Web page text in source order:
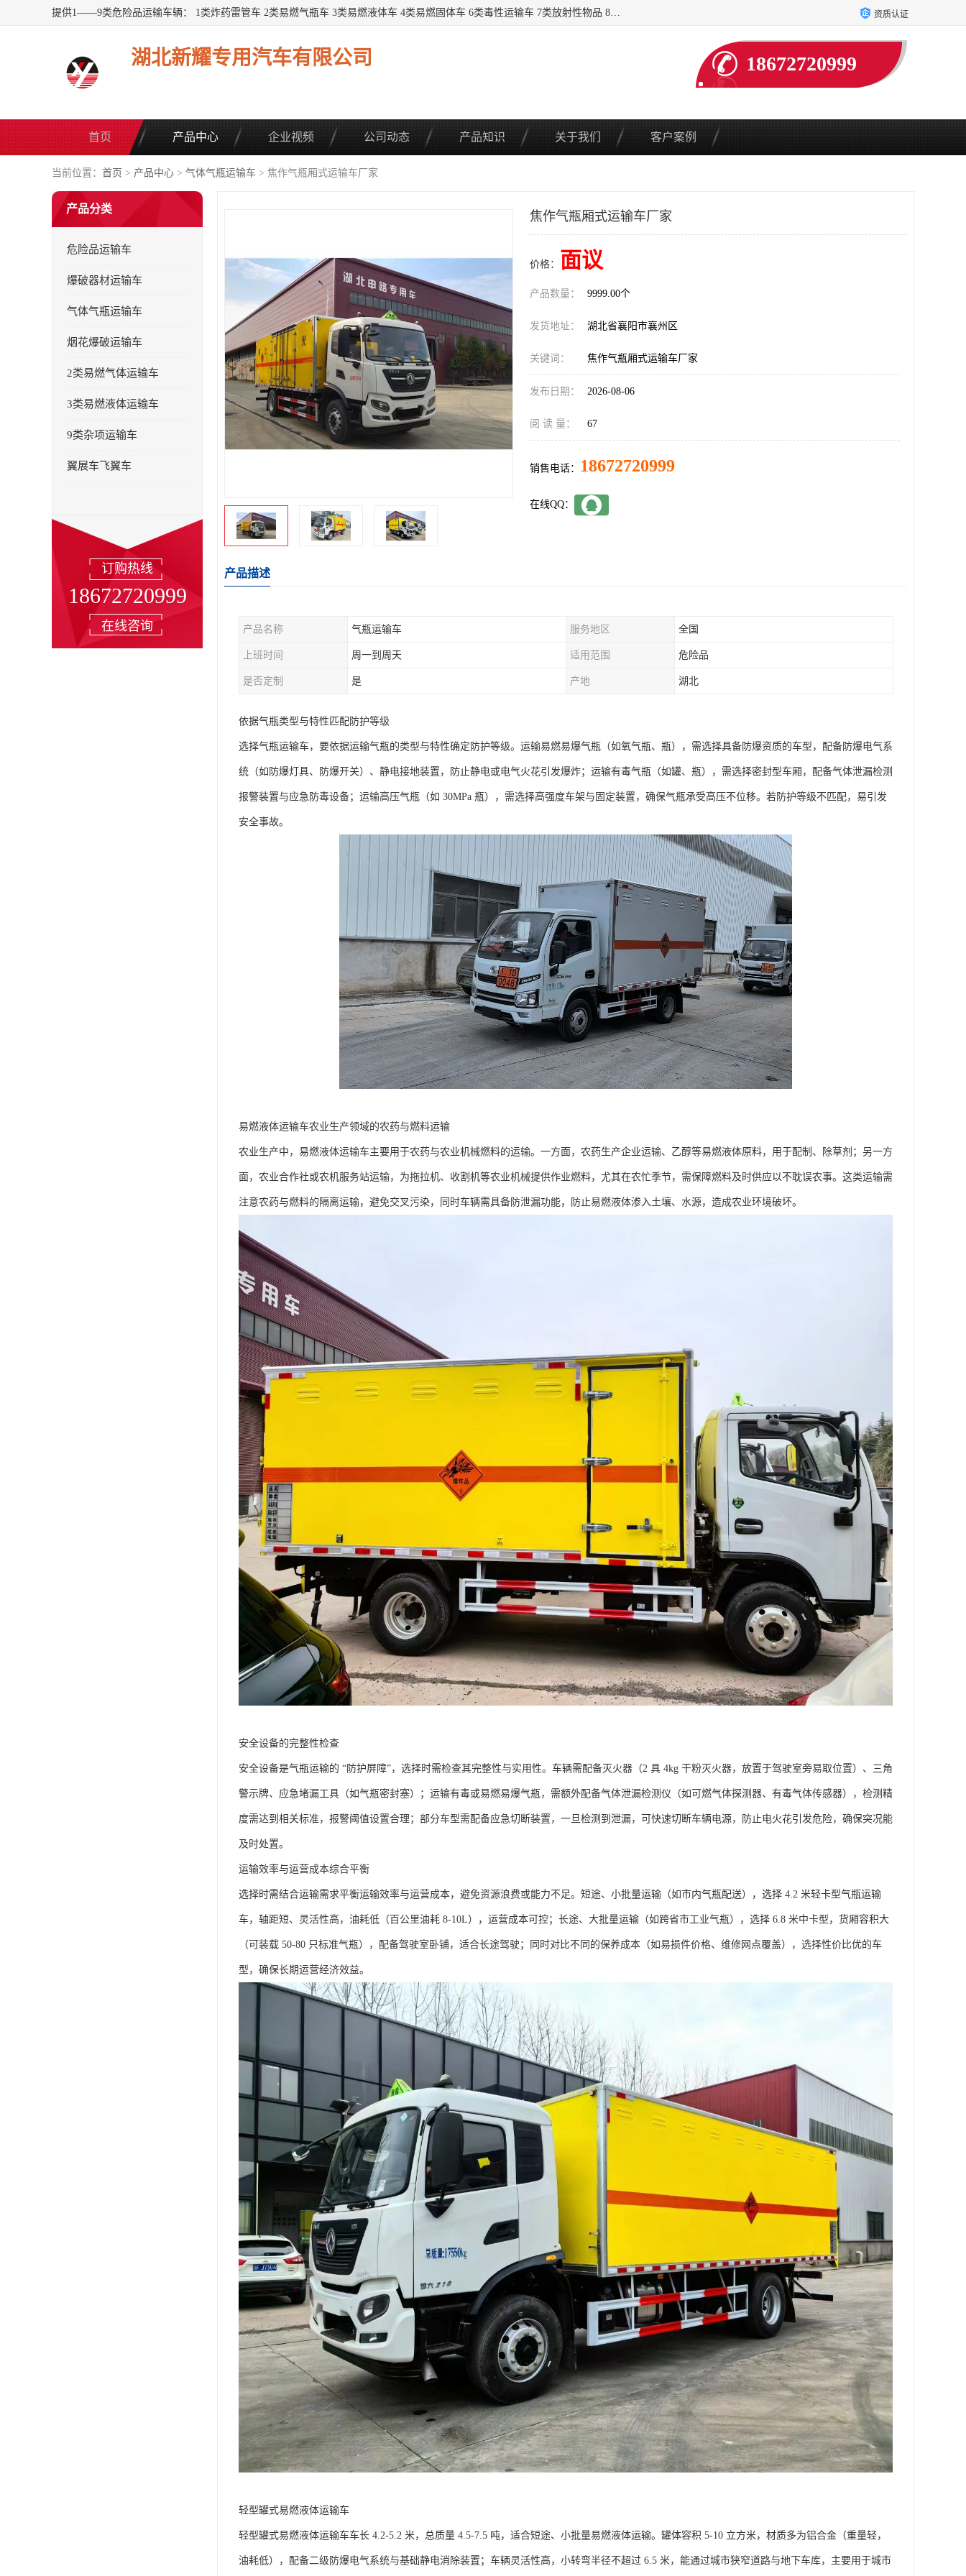
提供1——9类危险品运输车辆： 1类炸药雷管车 2类易燃气瓶车 3类易燃液体车 4类易燃固体车 6类毒性运输车 7类放射性物品 8类腐蚀性物品 9类杂项类物品 各类底盘，品种齐全。厂家直供，品质保证。 公告品种环保齐全，上牌无忧。 全国可送货上门，可分期，可*，可包牌。 详情可咨询: *（微信同号） 资质认证
湖北新耀专用汽车有限公司 18672720999
首页 产品中心 企业视频 公司动态 产品知识 关于我们 客户案例
当前位置： 首页 > 产品中心 > 气体气瓶运输车 > 焦作气瓶厢式运输车厂家
产品分类
危险品运输车
爆破器材运输车
气体气瓶运输车
烟花爆破运输车
2类易燃气体运输车
3类易燃液体运输车
9类杂项运输车
翼展车飞翼车
订购热线
18672720999
在线咨询
焦作气瓶厢式运输车厂家
价格： 面议
产品数量： 9999.00个
发货地址： 湖北省襄阳市襄州区
关键词： 焦作气瓶厢式运输车厂家
发布日期： 2026-08-06
阅 读 量： 67
销售电话： 18672720999
在线QQ：
产品描述
产品名称 气瓶运输车 服务地区 全国
上班时间 周一到周天 适用范围 危险品
是否定制 是 产地 湖北
依据气瓶类型与特性匹配防护等级​
选择气瓶运输车，要依据运输气瓶的类型与特性确定防护等级。运输易燃易爆气瓶（如氧气瓶、瓶），需选择具备防爆资质的车型，配备防爆电气系
统（如防爆灯具、防爆开关）、静电接地装置，防止静电或电气火花引发爆炸；运输有毒气瓶（如罐、瓶），需选择密封型车厢，配备气体泄漏检测
报警装置与应急防毒设备；运输高压气瓶（如 30MPa 瓶），需选择高强度车架与固定装置，确保气瓶承受高压不位移。若防护等级不匹配，易引发
安全事故。​
易燃液体运输车农业生产领域的农药与燃料运输​
农业生产中，易燃液体运输车主要用于农药与农业机械燃料的运输。一方面，农药生产企业运输、乙醇等易燃液体原料，用于配制、除草剂；另一方
面，农业合作社或农机服务站运输，为拖拉机、收割机等农业机械提供作业燃料，尤其在农忙季节，需保障燃料及时供应以不耽误农事。这类运输需
注意农药与燃料的隔离运输，避免交叉污染，同时车辆需具备防泄漏功能，防止易燃液体渗入土壤、水源，造成农业环境破坏。​
安全设备的完整性检查​
安全设备是气瓶运输的 “防护屏障”，选择时需检查其完整性与实用性。车辆需配备灭火器（2 具 4kg 干粉灭火器，放置于驾驶室旁易取位置）、三角
警示牌、应急堵漏工具（如气瓶密封塞）；运输有毒或易燃易爆气瓶，需额外配备气体泄漏检测仪（如可燃气体探测器、有毒气体传感器），检测精
度需达到相关标准，报警阈值设置合理；部分车型需配备应急切断装置，一旦检测到泄漏，可快速切断车辆电源，防止电火花引发危险，确保突况能
及时处置。​
运输效率与运营成本综合平衡​
选择时需结合运输需求平衡运输效率与运营成本，避免资源浪费或能力不足。短途、小批量运输（如市内气瓶配送），选择 4.2 米轻卡型气瓶运输
车，轴距短、灵活性高，油耗低（百公里油耗 8-10L），运营成本可控；长途、大批量运输（如跨省市工业气瓶），选择 6.8 米中卡型，货厢容积大
（可装载 50-80 只标准气瓶），配备驾驶室卧铺，适合长途驾驶；同时对比不同的保养成本（如易损件价格、维修网点覆盖），选择性价比优的车
型，确保长期运营经济效益。​
轻型罐式易燃液体运输车​
轻型罐式易燃液体运输车车长 4.2-5.2 米，总质量 4.5-7.5 吨，适合短途、小批量易燃液体运输。罐体容积 5-10 立方米，材质多为铝合金（重量轻，
油耗低），配备二级防爆电气系统与基础静电消除装置；车辆灵活性高，小转弯半径不超过 6.5 米，能通过城市狭窄道路与地下车库，主要用于城市